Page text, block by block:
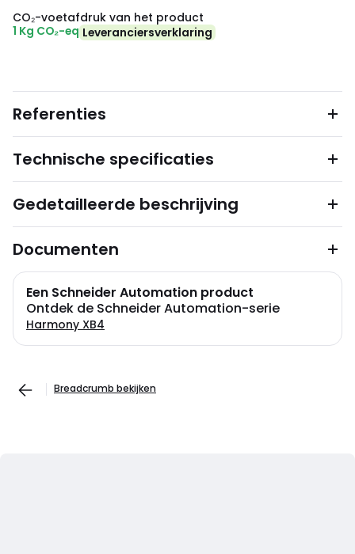
CO₂-voetafdruk van het product
1 Kg CO₂-eq Leveranciersverklaring
Referenties
Technische specificaties
Gedetailleerde beschrijving
Documenten
Een Schneider Automation product
Ontdek de Schneider Automation-serie
Harmony XB4
Breadcrumb bekijken